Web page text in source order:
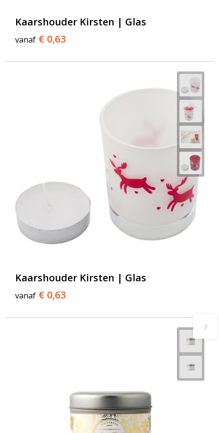
Kaarshouder Kirsten | Glas
vanaf € 0,63
Kaarshouder Kirsten | Glas
vanaf € 0,63